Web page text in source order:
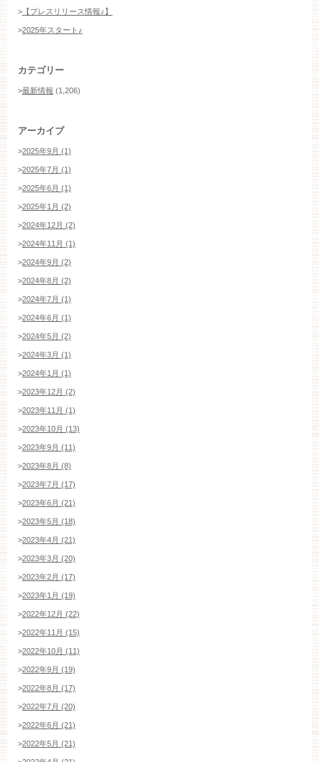
> 【プレスリリース情報♪】
>2025年スタート♪
カテゴリー
>最新情報 (1,206)
アーカイブ
>2025年9月 (1)
>2025年7月 (1)
>2025年6月 (1)
>2025年1月 (2)
>2024年12月 (2)
>2024年11月 (1)
>2024年9月 (2)
>2024年8月 (2)
>2024年7月 (1)
>2024年6月 (1)
>2024年5月 (2)
>2024年3月 (1)
>2024年1月 (1)
>2023年12月 (2)
>2023年11月 (1)
>2023年10月 (13)
>2023年9月 (11)
>2023年8月 (8)
>2023年7月 (17)
>2023年6月 (21)
>2023年5月 (18)
>2023年4月 (21)
>2023年3月 (20)
>2023年2月 (17)
>2023年1月 (19)
>2022年12月 (22)
>2022年11月 (15)
>2022年10月 (11)
>2022年9月 (19)
>2022年8月 (17)
>2022年7月 (20)
>2022年6月 (21)
>2022年5月 (21)
ブライダルフェア・見学ご希望のお客様